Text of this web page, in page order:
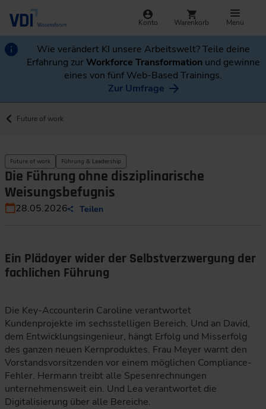
Konto Warenkorb Menü
Wie verändert KI unsere Arbeitswelt? Teile deine
Erfahrung zurWorkforce Transformation und gewinne
eines von fünf Web-Based Trainings.
Zur Umfrage
Future of work
Future of work Führung & Leadership
Die Führung ohne disziplinarische
Weisungsbefugnis
28.05.2026 Teilen
Ein Plädoyer wider der Selbstverzwergung der
fachlichen Führung
Die Key-Accounterin Caroline verantwortet
Kundenprojekte im sechsstelligen Bereich. Und an David,
dem Entwicklungsingenieur, hängt Erfolg und Misserfolg
des ganzen neuen Kernproduktes. Frau Meyer warnt den
Vorstandsvorsitzenden vor einem möglichen Compliance-
Fehler. Hermann treibt alle Spesenrechnungen
unternehmensweit ein. Und Lea verantwortet die
Digitalisierung über alle Bereiche.